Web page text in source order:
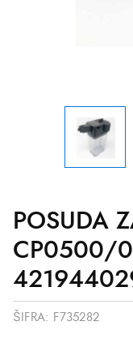
POSUDA
CP0500/
ŠIFRA: F735282